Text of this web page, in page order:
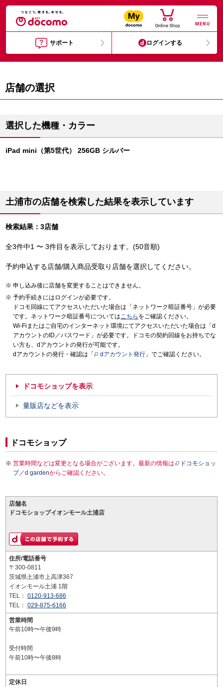
MENU
サポート ログインする
店舗の選択
選択した機種・カラー
iPad mini（第5世代） 256GB シルバー
土浦市の店舗を検索した結果を表示しています
検索結果：3店舗
全3件中1 〜 3件目を表示しております。(50音順)
予約申込する店舗/購入商品受取り店舗を選択してください。
申し込み後に店舗を変更することはできません。
予約手続きにはログインが必要です。
ドコモ回線にてアクセスいただいた場合は「ネットワーク暗証番号」が必要
です。ネットワーク暗証番号についてはこちら をご確認ください。
Wi-Fiまたはご自宅のインターネット環境にてアクセスいただいた場合は「d
アカウントのID／パスワード」が必要です。ドコモの契約回線をお持ちでな
い方も、dアカウントの発行が可能です。
dアカウントの発行・確認は「
dアカウント発行 」でご確認ください。
ドコモショップを表示
量販店などを表示
ドコモショップ
営業時間などは変更となる場合がございます。最新の情報は
ドコモショッ
プ／d gardenからご確認ください。
店舗名
ドコモショップイオンモール土浦店
住所/電話番号
〒300-0811
茨城県土浦市上高津367
イオンモール土浦 1階
TEL： 0120-913-686
TEL： 029-875-6166
営業時間
午前10時〜午後9時
受付時間
午前10時〜午後8時
定休日